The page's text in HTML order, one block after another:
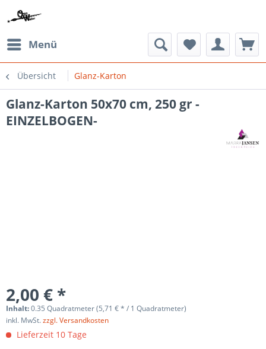
Menü
Übersicht Glanz-Karton
Glanz-Karton 50x70 cm, 250 gr -
EINZELBOGEN-
2,00 € *
Inhalt:0.35 Quadratmeter (5,71 € * / 1 Quadratmeter)
inkl. MwSt.zzgl. Versandkosten
Lieferzeit 10 Tage